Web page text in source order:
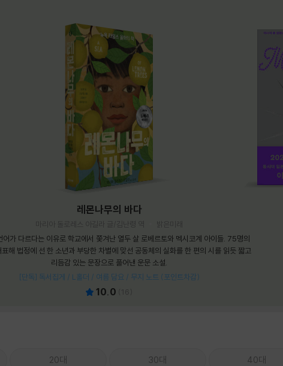
레몬나무의 바다
어가 다르다는 이유로 학교에서 쫓겨난 열두 살 로베르토와 멕시코계 아이들. 75명의
표해 법정에 선 한 소년과 부당한 차별에 맞선 공동체의 실화를 한 편의 시를 읽듯 짧고
리듬감 있는 문장으로 풀어낸 운문 소설.
[단독] 독서집게 / L홀더 / 여름 담요 / 무지 노트 (포인트차감)
10.0
20대 30대 40대